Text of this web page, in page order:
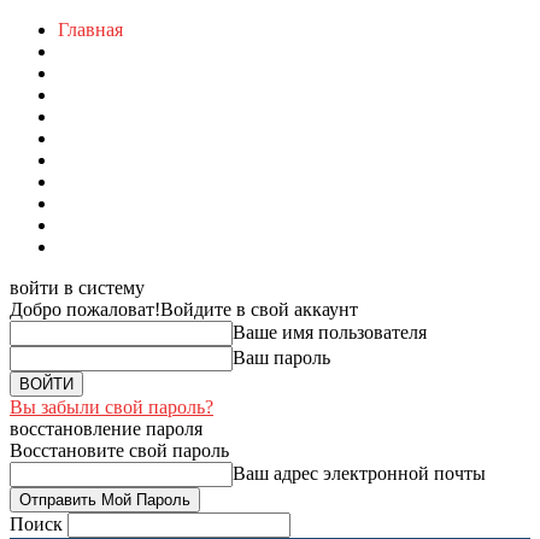
Главная
войти в систему
Добро пожаловат!Войдите в свой аккаунт
Ваше имя пользователя
Ваш пароль
Вы забыли свой пароль?
восстановление пароля
Восстановите свой пароль
Ваш адрес электронной почты
Поиск